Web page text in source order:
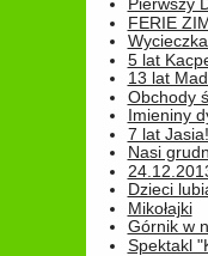
FERIE
5 lat
13 lat
Obchody
Imieniny
7 lat Jasia!
Nasi
Dzieci
Mikołajki
Górnik w
Spektakl